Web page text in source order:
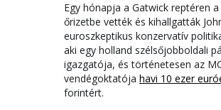
Egy hónapja a Gatwick reptéren
őrizetbe vették és kihallgatták
euroszkeptikus konzervatív
aki egy holland szélsőjobboldali
igazgatója, és történetesen az
vendégoktatója havi 10 ezer
forintért.